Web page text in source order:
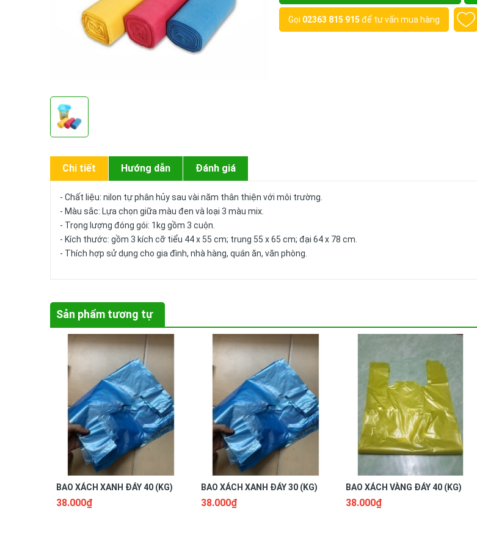
Gọi 02363 815 915 để tư vấn mua hàng
Chi tiết Hướng dẫn Đánh giá
- Chất liệu: nilon tự phân hủy sau vài năm thân thiện với môi trường.
- Màu sắc: Lựa chọn giữa màu đen và loại 3 màu mix.
- Trọng lượng đóng gói: 1kg gồm 3 cuộn.
- Kích thước: gồm 3 kích cỡ tiểu 44 x 55 cm; trung 55 x 65 cm; đại 64 x 78 cm.
- Thích hợp sử dụng cho gia đình, nhà hàng, quán ăn, văn phòng.
Sản phẩm tương tự
BAO XÁCH XANH ĐÁY 40 (KG)
38.000₫
BAO XÁCH XANH ĐÁY 30 (KG)
38.000₫
BAO XÁCH VÀNG ĐÁY 40 (KG)
38.000₫